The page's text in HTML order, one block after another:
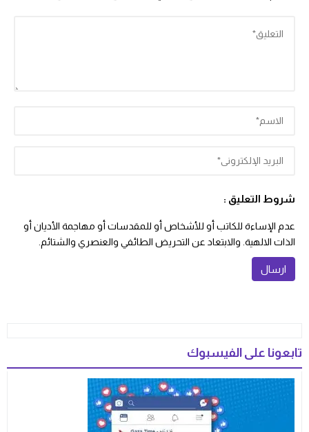
شروط التعليق :
عدم الإساءة للكاتب أو للأشخاص أو للمقدسات أو مهاجمة الأديان أو
الذات الالهية. والابتعاد عن التحريض الطائفي والعنصري والشتائم.
تابعونا على الفيسبوك